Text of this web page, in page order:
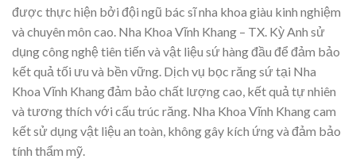
được thực hiện bởi đội ngũ bác sĩ nha khoa giàu kinh nghiệm
và chuyên môn cao. Nha Khoa Vĩnh Khang – TX. Kỳ Anh sử
dụng công nghệ tiên tiến và vật liệu sứ hàng đầu để đảm bảo
kết quả tối ưu và bền vững. Dịch vụ bọc răng sứ tại Nha
Khoa Vĩnh Khang đảm bảo chất lượng cao, kết quả tự nhiên
và tương thích với cấu trúc răng. Nha Khoa Vĩnh Khang cam
kết sử dụng vật liệu an toàn, không gây kích ứng và đảm bảo
tính thẩm mỹ.